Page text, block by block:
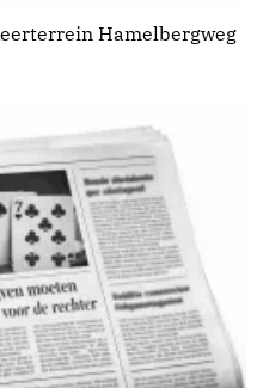
Hamelbergweg